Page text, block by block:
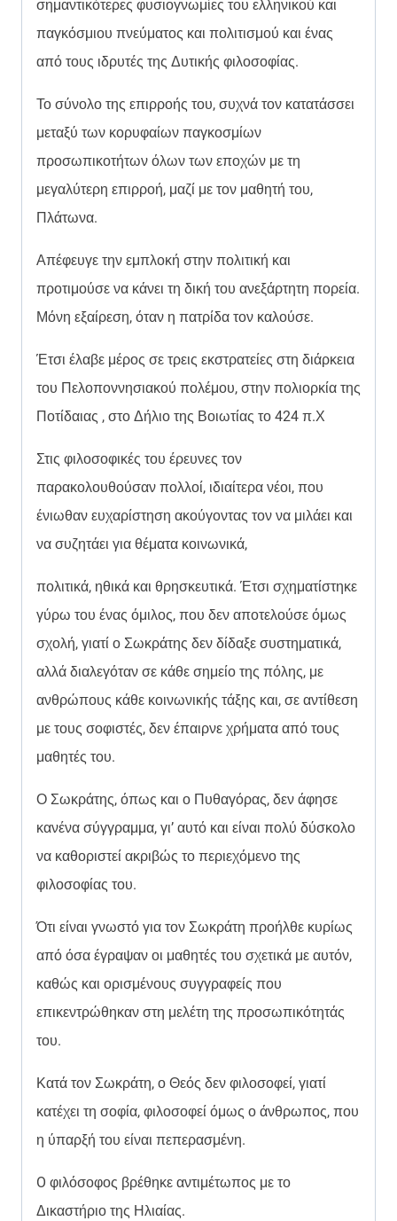
σημαντικότερες φυσιογνωμίες του ελληνικού και
παγκόσμιου πνεύματος και πολιτισμού και ένας
από τους ιδρυτές της Δυτικής φιλοσοφίας.
Το σύνολο της επιρροής του, συχνά τον κατατάσσει
μεταξύ των κορυφαίων παγκοσμίων
προσωπικοτήτων όλων των εποχών με τη
μεγαλύτερη επιρροή, μαζί με τον μαθητή του,
Πλάτωνα.
Απέφευγε την εμπλοκή στην πολιτική και
προτιμούσε να κάνει τη δική του ανεξάρτητη πορεία.
Μόνη εξαίρεση, όταν η πατρίδα τον καλούσε.
Έτσι έλαβε μέρος σε τρεις εκστρατείες στη διάρκεια
του Πελοποννησιακού πολέμου, στην πολιορκία της
Ποτίδαιας , στο Δήλιο της Βοιωτίας το 424 π.Χ
Στις φιλοσοφικές του έρευνες τον
παρακολουθούσαν πολλοί, ιδιαίτερα νέοι, που
ένιωθαν ευχαρίστηση ακούγοντας τον να μιλάει και
να συζητάει για θέματα κοινωνικά,
πολιτικά, ηθικά και θρησκευτικά. Έτσι σχηματίστηκε
γύρω του ένας όμιλος, που δεν αποτελούσε όμως
σχολή, γιατί ο Σωκράτης δεν δίδαξε συστηματικά,
αλλά διαλεγόταν σε κάθε σημείο της πόλης, με
ανθρώπους κάθε κοινωνικής τάξης και, σε αντίθεση
με τους σοφιστές, δεν έπαιρνε χρήματα από τους
μαθητές του.
Ο Σωκράτης, όπως και ο Πυθαγόρας, δεν άφησε
κανένα σύγγραμμα, γι’ αυτό και είναι πολύ δύσκολο
να καθοριστεί ακριβώς το περιεχόμενο της
φιλοσοφίας του.
Ότι είναι γνωστό για τον Σωκράτη προήλθε κυρίως
από όσα έγραψαν οι μαθητές του σχετικά με αυτόν,
καθώς και ορισμένους συγγραφείς που
επικεντρώθηκαν στη μελέτη της προσωπικότητάς
του.
Κατά τον Σωκράτη, ο Θεός δεν φιλοσοφεί, γιατί
κατέχει τη σοφία, φιλοσοφεί όμως ο άνθρωπος, που
η ύπαρξή του είναι πεπερασμένη.
O φιλόσοφος βρέθηκε αντιμέτωπος με το
Δικαστήριο της Ηλιαίας.